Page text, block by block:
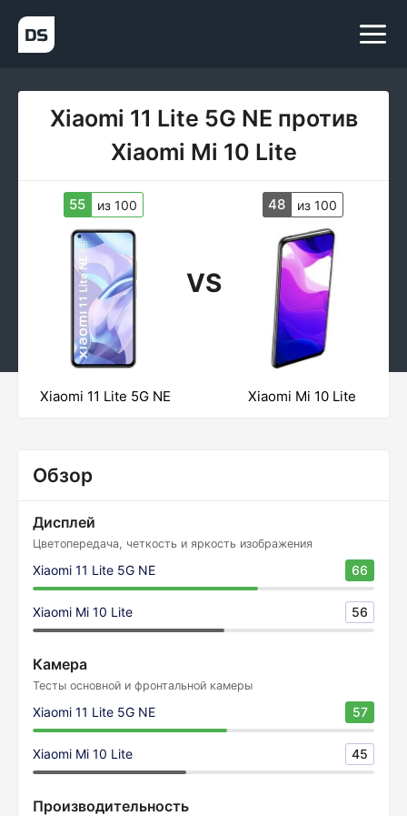
Xiaomi 11 Lite 5G NE против
Xiaomi Mi 10 Lite
55 из 100
VS
48 из 100
Xiaomi 11 Lite 5G NE Xiaomi Mi 10 Lite
Обзор
Дисплей
Цветопередача, четкость и яркость изображения
Xiaomi 11 Lite 5G NE 66
Xiaomi Mi 10 Lite 56
Камера
Тесты основной и фронтальной камеры
Xiaomi 11 Lite 5G NE 57
Xiaomi Mi 10 Lite 45
Производительность